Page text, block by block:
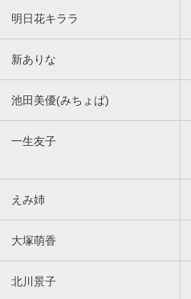
明日花キララ
新ありな
池田美優(みちょぱ)
一生友子
えみ姉
大塚萌香
北川景子